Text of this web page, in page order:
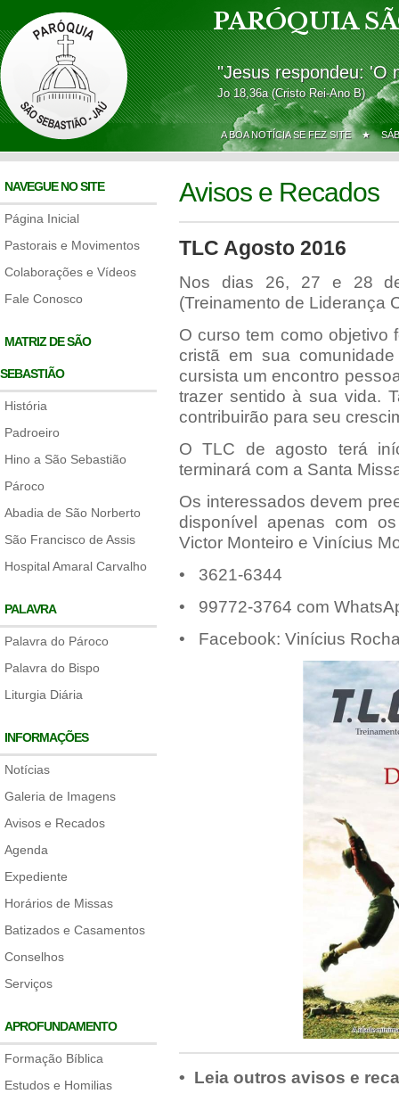
PARÓQUIA
"Jesus respondeu: 'O
Jo 18,36a (Cristo Rei-Ano B)
A BOA NOTÍCIA SE FEZ SITE ★
NAVEGUE NO SITE
Página Inicial
Pastorais e Movimentos
Colaborações e Vídeos
Fale Conosco
MATRIZ DE SÃO
SEBASTIÃO
História
Padroeiro
Hino a São Sebastião
Pároco
Abadia de São Norberto
São Francisco de Assis
Hospital Amaral Carvalho
PALAVRA
Palavra do Pároco
Palavra do Bispo
Liturgia Diária
INFORMAÇÕES
Notícias
Galeria de Imagens
Avisos e Recados
Agenda
Expediente
Horários de Missas
Batizados e Casamentos
Conselhos
Serviços
APROFUNDAMENTO
Formação Bíblica
Estudos e Homilias
Avisos e Recados
TLC Agosto 2016
Nos dias 26, 27 e 28
(Treinamento de Liderança
O curso tem como objetivo
cristã em sua
cursista um encontro
trazer sentido à sua vida.
contribuirão para seu
O TLC de agosto terá
terminará com a Santa
Os interessados devem
disponível apenas com
Victor Monteiro e Vinícius
• 3621-6344
• 99772-3764 com
• Facebook: Vinícius
• Leia outros avisos e